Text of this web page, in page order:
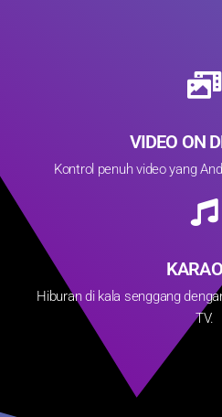
VIDEO ON
Kontrol penuh video yang
Hiburan di kala senggang
TV.